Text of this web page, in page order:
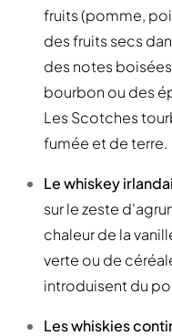
fruits (pomme,
des fruits secs
des notes
bourbon ou des
Les Scotches
fumée et de terre.
Le whiskey
sur le zeste
chaleur de la
verte ou de
introduisent du
Les whiskies